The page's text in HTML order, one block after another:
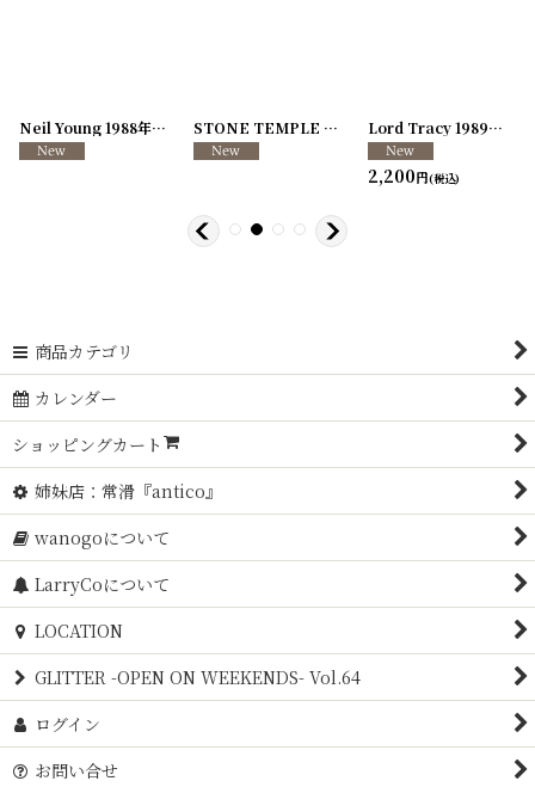
[250726-04] [250726-31
Neil Young 1988年 This Note's For You Tour 250117-70]
STONE TEMPLE PILOTS 1996-1997年 TOUR96/97 Lord Tracy 1989年 Deaf Gods of Babylon Tour
2,200円(税込)
商品カテゴリ
カレンダー
ショッピングカート
姉妹店：常滑『antico』
wanogoについて
LarryCoについて
LOCATION
GLITTER -OPEN ON WEEKENDS- Vol.64
ログイン
お問い合せ